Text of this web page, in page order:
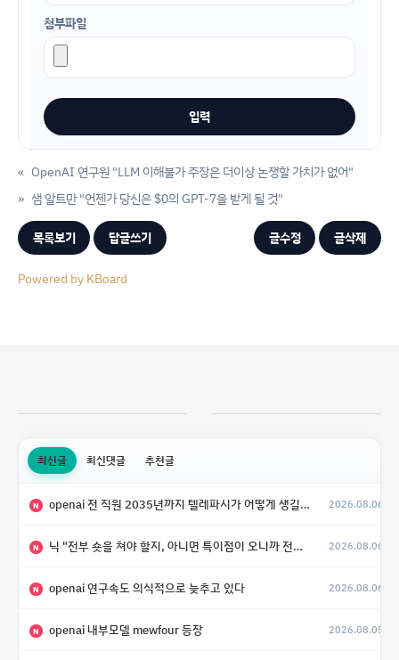
첨부파일
« OpenAI 연구원 "LLM 이해불가 주장은 더이상 논쟁할 가치가 없어"
샘 알트만 "언젠가 당신은 $0의 GPT-7을 받게 될 것"
»
목록보기 답글쓰기 글수정 글삭제
Powered by KBoard
최신글 최신댓글 추천글
N openai 전 직원 2035년까지 텔레파시가 어떻게 생길 수 있는지 2026.08.06
N 닉 "전부 숏을 쳐야 할지, 아니면 특이점이 오니까 전부 롱을 쳐야 할지 모르겠다.” 2026.08.06
N openai 연구속도 의식적으로 늦추고 있다 2026.08.06
N openai 내부모델 mewfour 등장 2026.08.05